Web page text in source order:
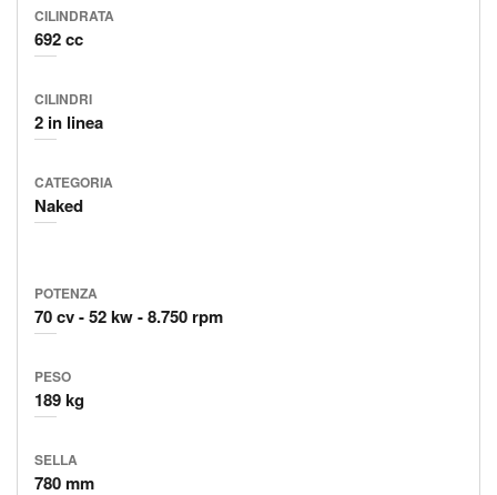
CILINDRATA
692 cc
CILINDRI
2 in linea
CATEGORIA
Naked
POTENZA
70 cv 52 kw 8.750 rpm
PESO
189 kg
SELLA
780 mm